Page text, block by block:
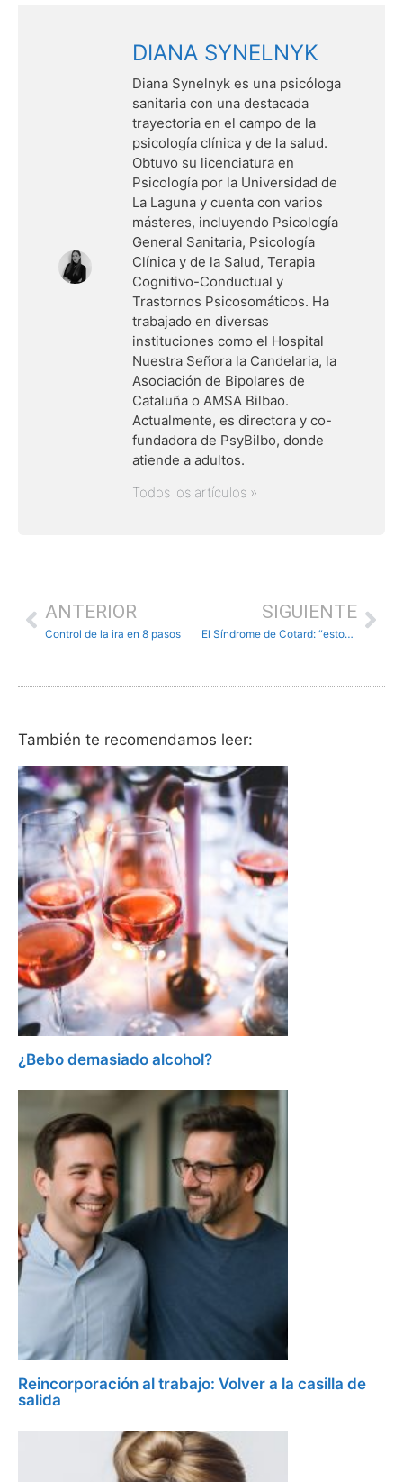
DIANA SYNELNYK
Diana Synelnyk es una psicóloga
sanitaria con una destacada
trayectoria en el campo de la
psicología clínica y de la salud.
Obtuvo su licenciatura en
Psicología por la Universidad de
La Laguna y cuenta con varios
másteres, incluyendo Psicología
General Sanitaria, Psicología
Clínica y de la Salud, Terapia
Cognitivo-Conductual y
Trastornos Psicosomáticos. Ha
trabajado en diversas
instituciones como el Hospital
Nuestra Señora la Candelaria, la
Asociación de Bipolares de
Cataluña o AMSA Bilbao.
Actualmente, es directora y co-
fundadora de PsyBilbo, donde
atiende a adultos.
Todos los artículos »
ANTERIOR
Control de la ira en 8 pasos
SIGUIENTE
El Síndrome de Cotard: “estoy muerto”
También te recomendamos leer:
¿Bebo demasiado alcohol?
Reincorporación al trabajo: Volver a la casilla de
salida